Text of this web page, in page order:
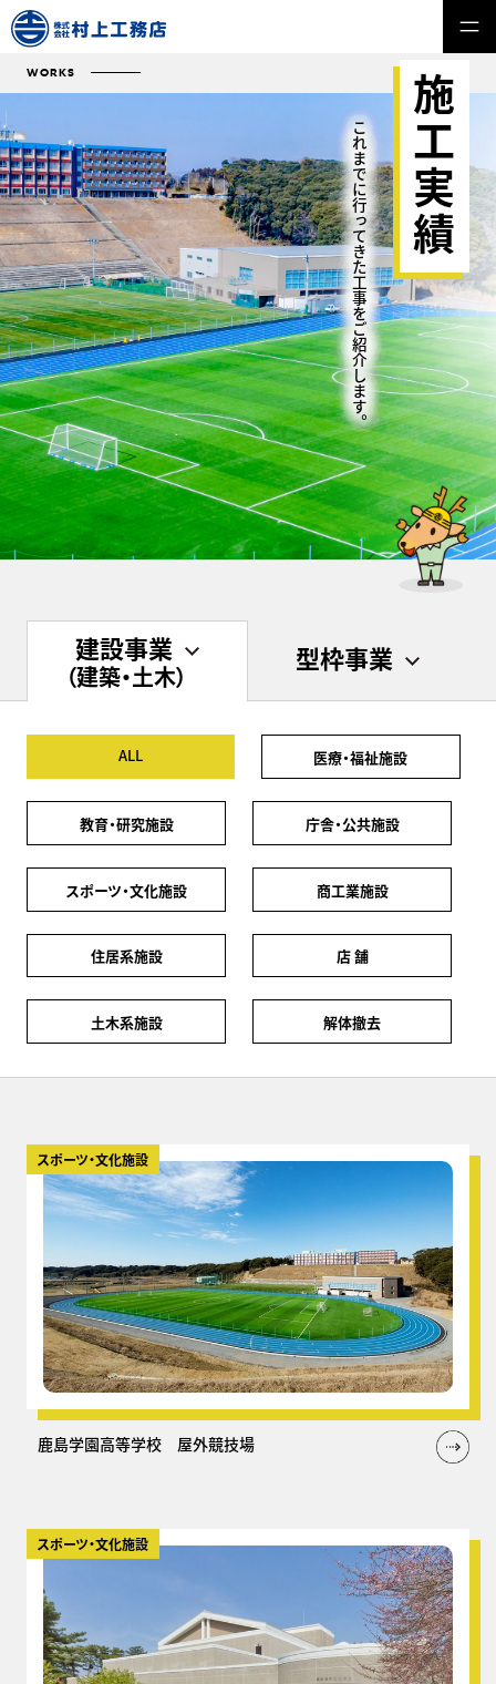
WORKS
これまでに行ってきた工事をご紹介します。 施工実績
建設事業
（建築・土木）
型枠事業
ALL 医療・福祉施設
教育・研究施設 庁舎・公共施設
スポーツ・文化施設 商工業施設
住居系施設 店 舗
土木系施設 解体撤去
スポーツ・文化施設
鹿島学園高等学校 屋外競技場
スポーツ・文化施設